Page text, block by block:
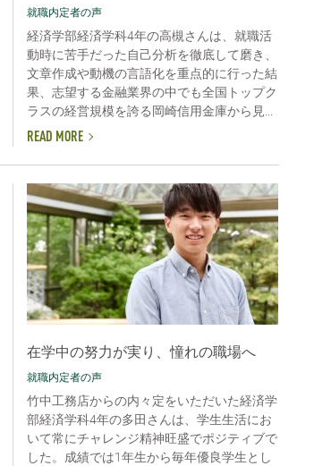
就職内定者の声
経済学部経済学科4年の高槻さんは、就職活
動時に苦手だった自己分析を徹底して磨き、
文章作成や動機の言語化を重点的に行った結
果、志望する金融業界の中でも全国トップク
ラスの経営規模を誇る岡崎信用金庫から見...
READ MORE
在学中の努力が実り、憧れの職場へ
就職内定者の声
竹中工務店からの内々定をいただいた経済学
部経済学科4年の多田さんは、学生生活にお
いて常にチャレンジ精神旺盛でポジティブで
した。成績では1年生から毎年優良学生とし